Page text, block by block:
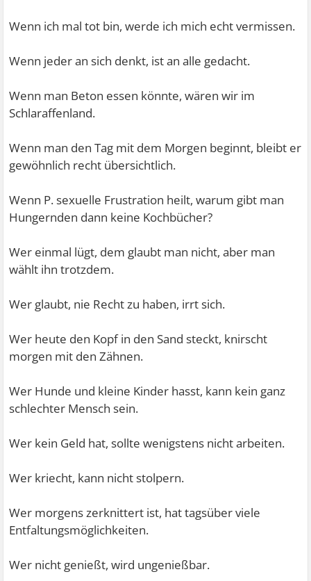
Wenn ich mal tot bin, werde ich mich echt vermissen.
Wenn jeder an sich denkt, ist an alle gedacht.
Wenn man Beton essen könnte, wären wir im
Schlaraffenland.
Wenn man den Tag mit dem Morgen beginnt, bleibt er
gewöhnlich recht übersichtlich.
Wenn P. sexuelle Frustration heilt, warum gibt man
Hungernden dann keine Kochbücher?
Wer einmal lügt, dem glaubt man nicht, aber man
wählt ihn trotzdem.
Wer glaubt, nie Recht zu haben, irrt sich.
Wer heute den Kopf in den Sand steckt, knirscht
morgen mit den Zähnen.
Wer Hunde und kleine Kinder hasst, kann kein ganz
schlechter Mensch sein.
Wer kein Geld hat, sollte wenigstens nicht arbeiten.
Wer kriecht, kann nicht stolpern.
Wer morgens zerknittert ist, hat tagsüber viele
Entfaltungsmöglichkeiten.
Wer nicht genießt, wird ungenießbar.